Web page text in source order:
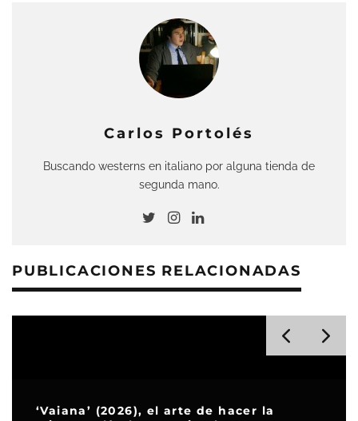
Carlos Portolés
Buscando westerns en italiano por alguna tienda de
segunda mano.
PUBLICACIONES RELACIONADAS
‘Vaiana’ (2026), el arte de hacer la